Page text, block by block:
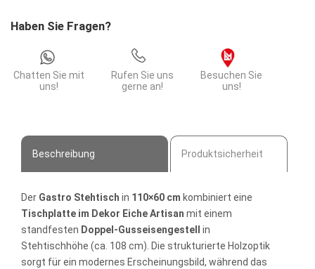
Gestell
Haben Sie Fragen?
Chatten Sie mit
uns!
Rufen Sie uns
gerne an!
Besuchen Sie
uns!
Beschreibung Produktsicherheit
Der Gastro Stehtisch in 110×60 cm kombiniert eine
Tischplatte im Dekor Eiche Artisan mit einem
standfesten Doppel-Gusseisengestell
in
Stehtischhöhe (ca. 108 cm). Die strukturierte Holzoptik
sorgt für ein modernes Erscheinungsbild, während das